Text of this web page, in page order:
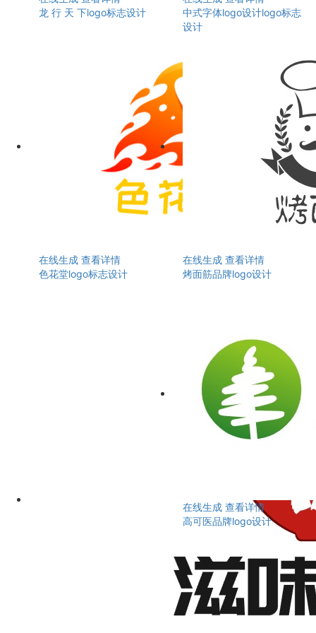
龙 行 天 下logo标志设计
中式字体logo设计logo标志
设计
在线生成 查看详情
色花堂logo标志设计
在线生成 查看详情
烤面筋品牌logo设计
在线生成 查看详情
高可医品牌logo设计